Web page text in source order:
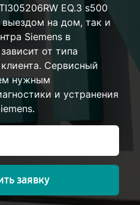
EQ.3 s500
на дом, так и
Siemens в
от типа
Сервисный
нужным
и устранения
заявку